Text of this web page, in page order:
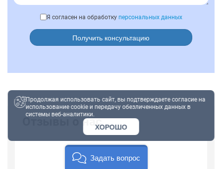
Я согласен на обработку персональных данных
Получить консультацию
Отзывы о нас
Продолжая использовать сайт, вы подтверждаете согласие на
использование cookie и передачу обезличенных данных в
системы веб-аналитики.
ХОРОШО
Задать вопрос